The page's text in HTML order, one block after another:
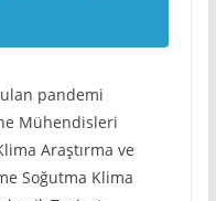
pandemi
Mühendisleri
Araştırma ve
Soğutma Klima